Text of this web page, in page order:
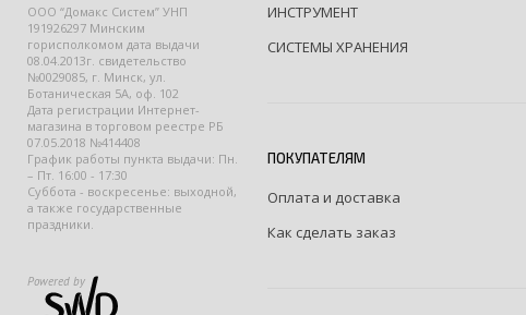
ООО “Домакс Систем” УНП
191926297 Минским
горисполкомом дата выдачи
08.04.2013г. свидетельство
№0029085, г. Минск, ул.
Ботаническая 5А, оф. 102
Дата регистрации Интернет-
магазина в торговом реестре РБ
07.05.2018 №414408
График работы пункта выдачи: Пн.
– Пт. 16:00 - 17:30
Суббота - воскресенье: выходной,
а также государственные
праздники.
Powered by
ИНСТРУМЕНТ
СИСТЕМЫ ХРАНЕНИЯ
ПОКУПАТЕЛЯМ
Оплата и доставка
Как сделать заказ